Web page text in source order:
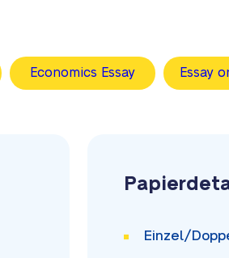
Economics Essay Essay
Einzel/